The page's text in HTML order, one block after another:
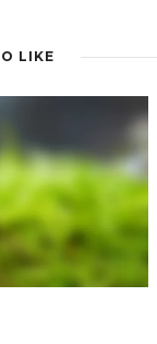
LIKE